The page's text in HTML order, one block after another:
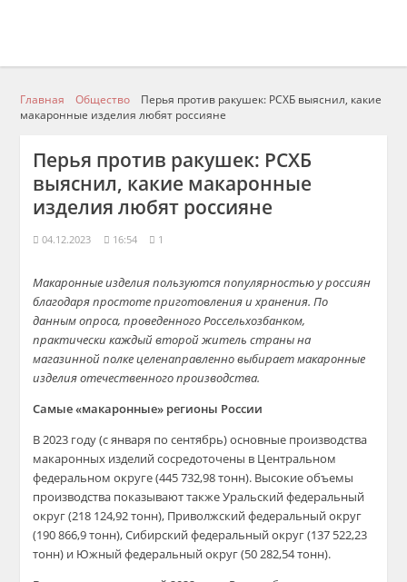
Главная Общество
Перья против ракушек: РСХБ выяснил, какие
макаронные изделия любят россияне
Перья против ракушек: РСХБ
выяснил, какие макаронные
изделия любят россияне
04.12.2023 16:54 1
Макаронные изделия пользуются популярностью у россиян
благодаря простоте приготовления и хранения. По
данным опроса, проведенного Россельхозбанком,
практически каждый второй житель страны на
магазинной полке целенаправленно выбирает макаронные
изделия отечественного производства.
Самые «макаронные» регионы России
В 2023 году (с января по сентябрь) основные производства
макаронных изделий сосредоточены в Центральном
федеральном округе (445 732,98 тонн). Высокие объемы
производства показывают также Уральский федеральный
округ (218 124,92 тонн), Приволжский федеральный округ
(190 866,9 тонн), Сибирский федеральный округ (137 522,23
тонн) и Южный федеральный округ (50 282,54 тонн).